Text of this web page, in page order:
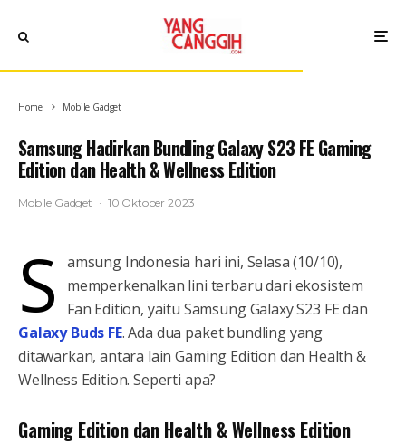
Home Mobile Gadget
Samsung Hadirkan Bundling Galaxy S23 FE Gaming
Edition dan Health & Wellness Edition
Mobile Gadget · 10 Oktober 2023
S
amsung Indonesia hari ini, Selasa (10/10),
memperkenalkan lini terbaru dari ekosistem
Fan Edition, yaitu Samsung Galaxy S23 FE dan
Galaxy Buds FE. Ada dua paket bundling yang
ditawarkan, antara lain Gaming Edition dan Health &
Wellness Edition. Seperti apa?
Gaming Edition dan Health & Wellness Edition